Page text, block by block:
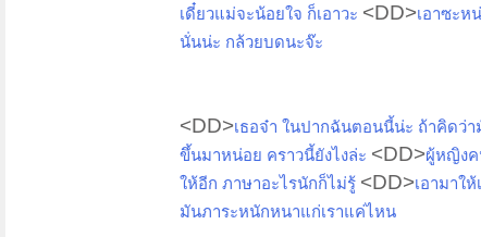
เดี๋ยวแม่จะน้อยใจ ก็เอาวะ <DD>เอาซะห
นั่นน่ะ กล้วยบดนะจ๊ะ
<DD>เธอจ๋า ในปากฉันตอนนี้น่ะ ถ้าคิดว่
ขึ้นมาหน่อย คราวนี้ยังไงล่ะ <DD>ผู้หญิงค
ให้อีก ภาษาอะไรนักก็ไม่รู้ <DD>เอามาใ
มันภาระหนักหนาแก่เราแค่ไหน